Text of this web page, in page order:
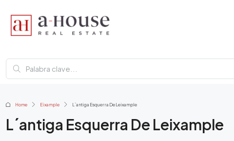
Home Eixample L´antiga Esquerra De Leixample
L´antiga Esquerra De Leixample